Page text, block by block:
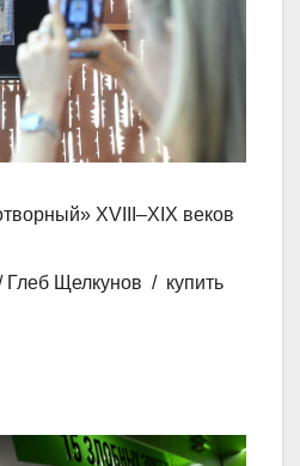
XVIII–XIX веков
Глеб Щелкунов / купить